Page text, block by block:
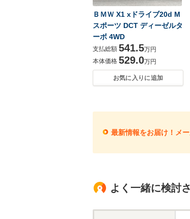
ＢＭＷ X1 xドライブ20d M
スポーツ DCT ディーゼルタ
ーボ 4WD
支払総額 541.5万円
本体価格 529.0万円
お気に入りに追加
最新情報をお届け！メ
よく一緒に検討